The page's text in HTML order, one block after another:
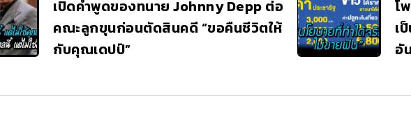
เปิดคำพูดของทนาย Johnny Depp ต่อ
คณะลูกขุนก่อนตัดสินคดี “ขอคืนชีวิตให้
กับคุณเดปป์”
โ
เ
อั